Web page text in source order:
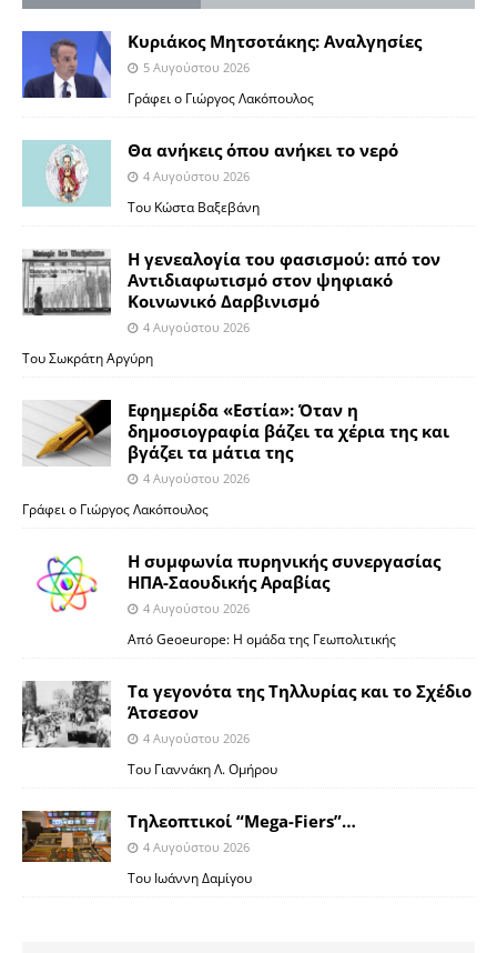
Κυριάκος Μητσοτάκης: Αναλγησίες
5 Αυγούστου 2026
Γράφει ο Γιώργος Λακόπουλος
Θα ανήκεις όπου ανήκει το νερό
4 Αυγούστου 2026
Του Κώστα Βαξεβάνη
Η γενεαλογία του φασισμού: από τον
Αντιδιαφωτισμό στον ψηφιακό
Κοινωνικό Δαρβινισμό
4 Αυγούστου 2026
Του Σωκράτη Αργύρη
Εφημερίδα «Εστία»: Όταν η
δημοσιογραφία βάζει τα χέρια της και
βγάζει τα μάτια της
4 Αυγούστου 2026
Γράφει ο Γιώργος Λακόπουλος
Η συμφωνία πυρηνικής συνεργασίας
ΗΠΑ-Σαουδικής Αραβίας
4 Αυγούστου 2026
Από Geoeurope: H ομάδα της Γεωπολιτικής
Τα γεγονότα της Τηλλυρίας και το Σχέδιο
Άτσεσον
4 Αυγούστου 2026
Toυ Γιαννάκη Λ. Ομήρου
Tηλεοπτικοί “Mega-Fiers”…
4 Αυγούστου 2026
Toυ Ιωάννη Δαμίγου